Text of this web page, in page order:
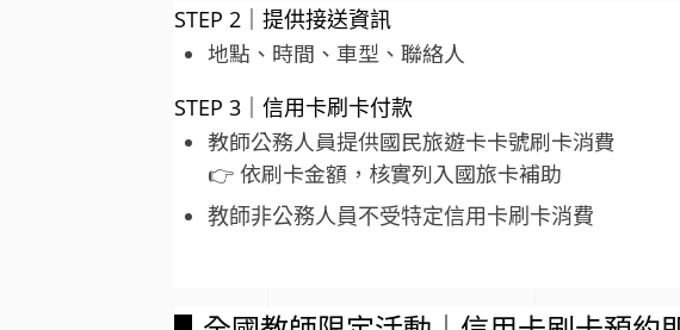
STEP 2｜提供接送資訊
地點、時間、車型、聯絡人
STEP 3｜信用卡刷卡付款
教師公務人員提供國民旅遊卡卡號刷卡消費
👉 依刷卡金額，核實列入國旅卡補助
教師非公務人員不受特定信用卡刷卡消費